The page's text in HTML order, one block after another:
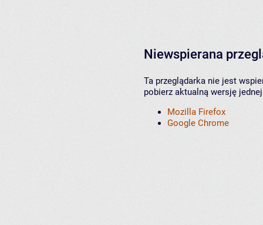
Niewspierana
Ta przeglądarka nie jest
pobierz aktualną wersję
Mozilla Firefox
Google Chrome